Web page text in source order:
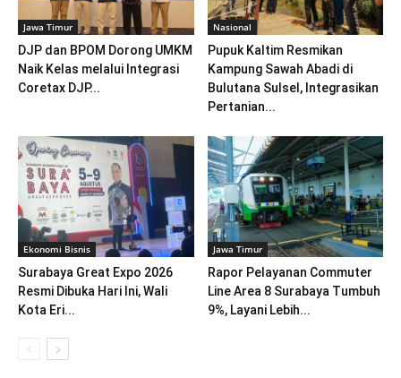
Jawa Timur
DJP dan BPOM Dorong UMKM
Naik Kelas melalui Integrasi
Coretax DJP...
Nasional
Pupuk Kaltim Resmikan
Kampung Sawah Abadi di
Bulutana Sulsel, Integrasikan
Pertanian...
Ekonomi Bisnis
Surabaya Great Expo 2026
Resmi Dibuka Hari Ini, Wali
Kota Eri...
Jawa Timur
Rapor Pelayanan Commuter
Line Area 8 Surabaya Tumbuh
9%, Layani Lebih...